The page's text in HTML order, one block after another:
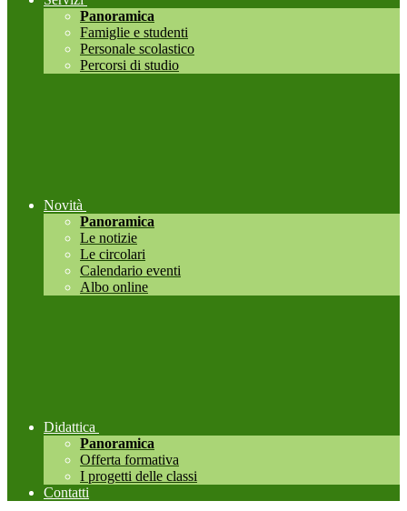
Panoramica
Famiglie e studenti
Personale scolastico
Percorsi di studio
Novità
Panoramica
Le notizie
Le circolari
Calendario eventi
Albo online
Didattica
Panoramica
Offerta formativa
I progetti delle classi
Contatti